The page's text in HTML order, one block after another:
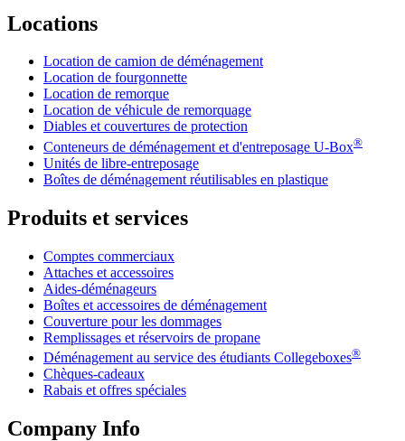
Locations
Location de camion de déménagement
Location de fourgonnette
Location de remorque
Location de véhicule de remorquage
Diables et couvertures de protection
Conteneurs de déménagement et d'entreposage U-Box®
Unités de libre-entreposage
Boîtes de déménagement réutilisables en plastique
Produits et services
Comptes commerciaux
Attaches et accessoires
Aides-déménageurs
Boîtes et accessoires de déménagement
Couverture pour les dommages
Remplissages et réservoirs de propane
Déménagement au service des étudiants Collegeboxes®
Chèques-cadeaux
Rabais et offres spéciales
Company Info